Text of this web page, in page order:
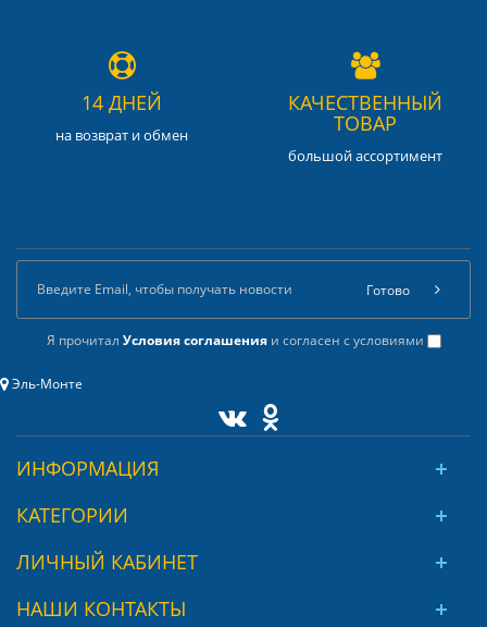
14 ДНЕЙ
на возврат и обмен
КАЧЕСТВЕННЫЙ
ТОВАР
большой ассортимент
Я прочитал Условия соглашенияи согласен с условиями
Готово
Эль-Монте
ИНФОРМАЦИЯ
КАТЕГОРИИ
ЛИЧНЫЙ КАБИНЕТ
НАШИ КОНТАКТЫ